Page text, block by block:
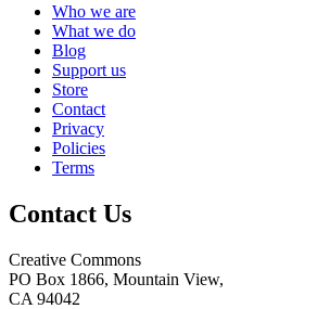
Who we are
What we do
Blog
Support us
Store
Contact
Privacy
Policies
Terms
Contact Us
Creative Commons
PO Box 1866, Mountain View,
CA 94042